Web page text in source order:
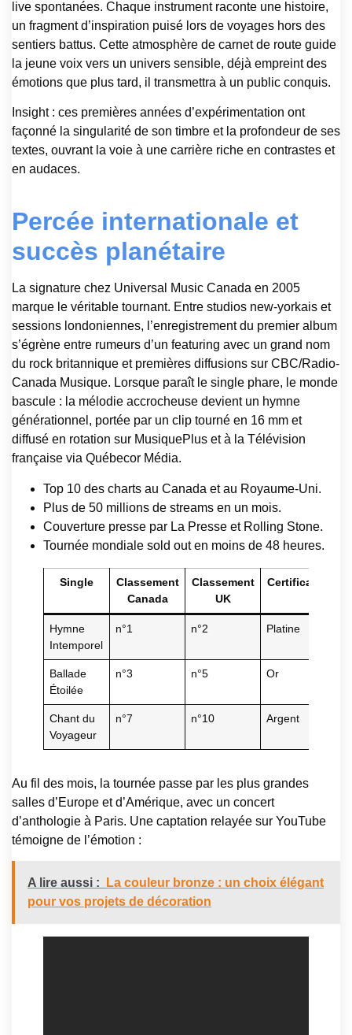
live spontanées. Chaque instrument raconte une histoire,
un fragment d’inspiration puisé lors de voyages hors des
sentiers battus. Cette atmosphère de carnet de route guide
la jeune voix vers un univers sensible, déjà empreint des
émotions que plus tard, il transmettra à un public conquis.
Insight : ces premières années d’expérimentation ont
façonné la singularité de son timbre et la profondeur de ses
textes, ouvrant la voie à une carrière riche en contrastes et
en audaces.
Percée internationale et
succès planétaire
La signature chez Universal Music Canada en 2005
marque le véritable tournant. Entre studios new-yorkais et
sessions londoniennes, l’enregistrement du premier album
s’égrène entre rumeurs d’un featuring avec un grand nom
du rock britannique et premières diffusions sur CBC/Radio-
Canada Musique. Lorsque paraît le single phare, le monde
bascule : la mélodie accrocheuse devient un hymne
générationnel, portée par un clip tourné en 16 mm et
diffusé en rotation sur MusiquePlus et à la Télévision
française via Québecor Média.
Top 10 des charts au Canada et au Royaume-Uni.
Plus de 50 millions de streams en un mois.
Couverture presse par La Presse et Rolling Stone.
Tournée mondiale sold out en moins de 48 heures.
Single
Classement
Canada
Classement
UK
Certifications
Hymne
Intemporel
n°1 n°2 Platine
Ballade
Étoilée
n°3 n°5 Or
Chant du
Voyageur
n°7 n°10 Argent
Au fil des mois, la tournée passe par les plus grandes
salles d’Europe et d’Amérique, avec un concert
d’anthologie à Paris. Une captation relayée sur YouTube
témoigne de l’émotion :
A lire aussi :
La couleur bronze : un choix élégant
pour vos projets de décoration